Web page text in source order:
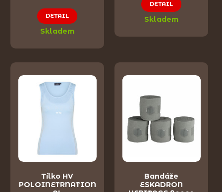
DETAIL
Skladem
DETAIL
Skladem
Tílko HV
POLOINETRNATION
Bandáže
ESKADRON